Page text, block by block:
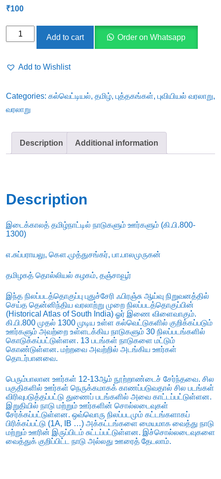
₹100
இடைக்காலத்
ஊர்களும்
1300)
quantity
Add to cart Order on Whatsapp
Add to Wishlist
Categories: கல்வெட்டியல், தமிழ், புத்தகங்கள், புவியியல் வரலாறு,
வரலாறு
Description Additional information
Description
இடைக்காலத் தமிழ்நாட்டில் நாடுகளும் ஊர்களும் (கி.பி.800-
1300)
எ.சுப்பராயலு, கௌ.முத்துசங்கர், பா.பாலமுருகன்
தமிழகத் தொல்லியல் கழகம், தஞ்சாவூர்
இந்த நிலப்படத்தொகுப்பு புதுச்சேரி ஃபிரஞ்சு ஆய்வு நிறுவனத்தில்
செய்த தென்னிந்திய வரலாற்று முறை நிலப்படத்தொகுப்பின்
(Historical Atlas of South India) ஓர் இணை விளைவாகும்.
கி.பி.800 முதல் 1300 முடிய உள்ள கல்வெட்டுகளில் குறிக்கப்படும்
ஊர்களும் அவற்றை உள்ளடக்கிய நாடுகளும் 30 நிலப்படங்களில்
கொடுக்கப்பட்டுள்ளன. 13 படங்கள் நாடுகளை மட்டும்
கொண்டுள்ளன. மற்றவை அவற்றில் அடங்கிய ஊர்கள்
தொடர்பானவை.
பெரும்பாலான ஊர்கள் 12-13ஆம் நூற்றாண்டைச் சேர்ந்தவை. சில
பகுதிகளில் ஊர்கள் நெருக்கமாகக் காணப்படுவதால் சில படங்கள்
விரிவுபடுத்தப்பட்டு துணைப் படங்களில் அவை காட்டப்பட்டுள்ளன.
இறுதியில் நாடு மற்றும் ஊர்களின் சொல்லடைவுகள்
சேர்க்கப்பட்டுள்ளன. ஒவ்வொரு நிலப்படமும் கட்டங்களாகப்
பிரிக்கப்பட்டு (1A, IB …) அக்கட்டங்களை மையமாக வைத்து நாடு
மற்றும் ஊரின் இருப்பிடம் சுட்டப்பட்டுள்ளன. இச்சொல்லடைவுகளை
வைத்துக் குறிப்பிட்ட நாடு அல்லது ஊரைத் தேடலாம்.